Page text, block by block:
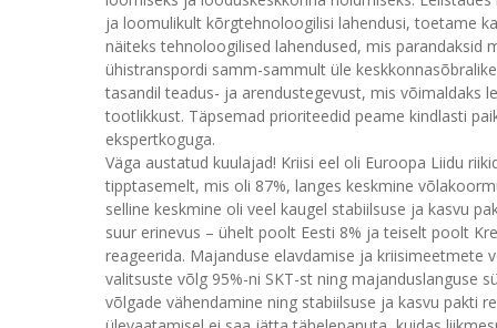
ja loomulikult kõrgtehnoloogilisi lahendusi, toetame
näiteks tehnoloogilised lahendused, mis parandaksid
ühistranspordi samm-sammult üle
tasandil teadus- ja arendustegevust, mis võimaldaks
tootlikkust. Täpsemad prioriteedid peame kindlasti
ekspertkoguga.
Väga austatud kuulajad! Kriisi eel oli Euroopa Liidu
tipptasemelt, mis oli 87%, langes keskmine
selline keskmine oli veel kaugel stabiilsuse ja kasvu
suur erinevus – ühelt poolt Eesti 8% ja teiselt poolt
reageerida. Majanduse elavdamise ja kriisimeetmete
valitsuste võlg 95%-ni SKT-st ning majanduslanguse
võlgade vähendamine ning stabiilsuse ja kasvu pakti